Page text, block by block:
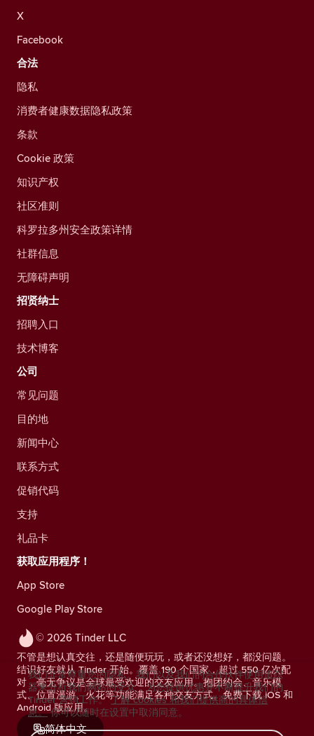
© 2026 Tinder LLC
不管是想认真交往，还是随便玩玩，或者还没想好，都没问题。
结识好友就从 Tinder 开始。覆盖 190 个国家，超过 550 亿次配
对，毫无争议是全球最受欢迎的交友应用。抱团约会、音乐模
式、位置漫游、火花等功能满足各种交友方式。免费下载 iOS 和
Android 版应用。
简体中文
X
Facebook
合法
隐私
消费者健康数据隐私政策
条款
Cookie 政策
知识产权
社区准则
科罗拉多州安全政策详情
社群信息
无障碍声明
招贤纳士
招聘入口
技术博客
公司
常见问题
目的地
新闻中心
联系方式
促销代码
支持
礼品卡
获取应用程序！
App Store
Google Play Store
我们非常尊重您的隐私。我们以及我们的合作伙伴使用追踪
器来分析我们网站的受众，为您提供优惠并不断提升我们的
Tinder 营销工作。 了解 cookies 和我们提供商的具体信
息。 你可以随时在设置中取消同意。